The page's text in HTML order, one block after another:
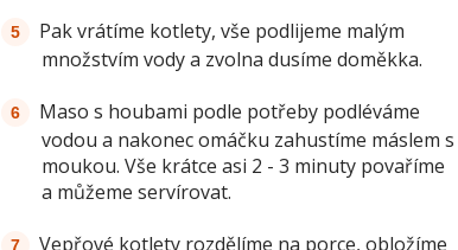
Pak vrátíme kotlety, vše podlijeme malým
množstvím vody a zvolna dusíme doměkka.
Maso s houbami podle potřeby podléváme
vodou a nakonec omáčku zahustíme máslem s
moukou. Vše krátce asi 2 - 3 minuty povaříme
a můžeme servírovat.
Vepřové kotlety rozdělíme na porce, obložíme